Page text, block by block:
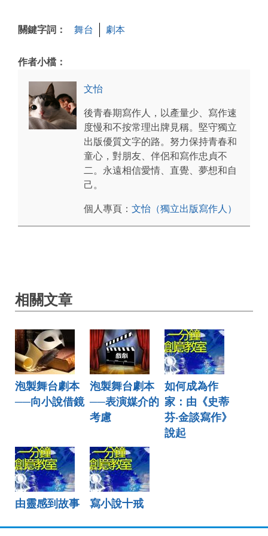
關鍵字詞： 舞台 劇本
作者小檔：
文怡
後青春期寫作人，以產量少、寫作速
度慢和不按常理出牌見稱。堅守獨立
出版優質文字的路。努力保持青春和
童心，對朋友、伴侶和寫作忠貞不
二。永遠相信愛情、直覺、夢想和自
己。
個人專頁： 文怡（獨立出版寫作人）
相關文章
泡製舞台劇本
──向小說借鏡
泡製舞台劇本
──表演媒介的
考慮
如何成為作
家：由《史蒂
芬‧金談寫作》
說起
由靈感到故事 寫小說十戒